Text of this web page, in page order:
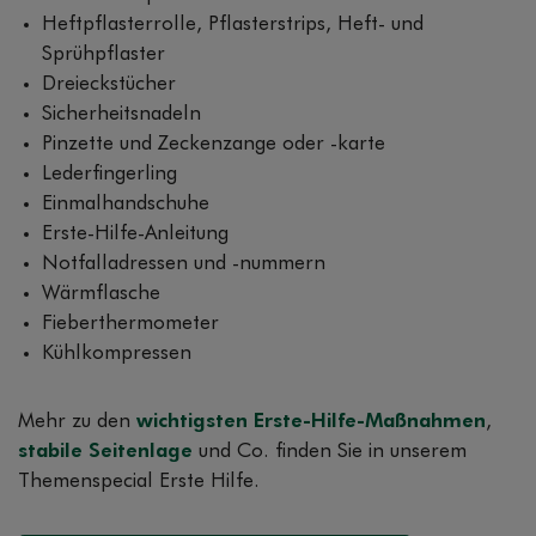
Heftpflasterrolle, Pflasterstrips, Heft- und
Sprühpflaster
Dreieckstücher
Sicherheitsnadeln
Pinzette und Zeckenzange oder -karte
Lederfingerling
Einmalhandschuhe
Erste-Hilfe-Anleitung
Notfalladressen und -nummern
Wärmflasche
Fieberthermometer
Kühlkompressen
Mehr zu den wichtigsten Erste-Hilfe-Maßnahmen,
stabile Seitenlage und Co. finden Sie in unserem
Themenspecial Erste Hilfe.